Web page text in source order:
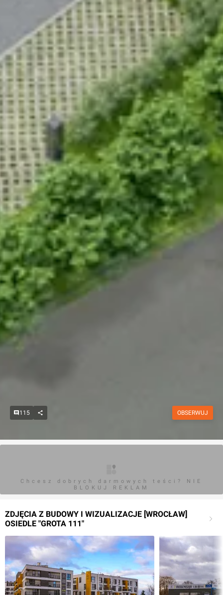
115 OBSERWUJ
Chcesz dobrych darmowych teści? NIE
BLOKUJ REKLAM
ZDJĘCIA Z BUDOWY I WIZUALIZACJE [WROCŁAW]
OSIEDLE "GROTA 111"